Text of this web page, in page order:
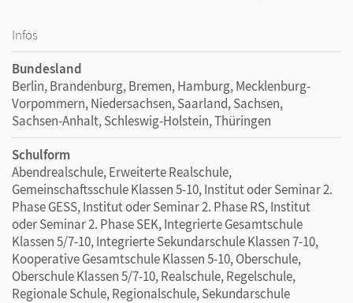
Infos
Bundesland
Berlin, Brandenburg, Bremen, Hamburg, Mecklenburg-
Vorpommern, Niedersachsen, Saarland, Sachsen,
Sachsen-Anhalt, Schleswig-Holstein, Thüringen
Schulform
Abendrealschule, Erweiterte Realschule,
Gemeinschaftsschule Klassen 5-10, Institut oder Seminar 2.
Phase GESS, Institut oder Seminar 2. Phase RS, Institut
oder Seminar 2. Phase SEK, Integrierte Gesamtschule
Klassen 5/7-10, Integrierte Sekundarschule Klassen 7-10,
Kooperative Gesamtschule Klassen 5-10, Oberschule,
Oberschule Klassen 5/7-10, Realschule, Regelschule,
Regionale Schule, Regionalschule, Sekundarschule